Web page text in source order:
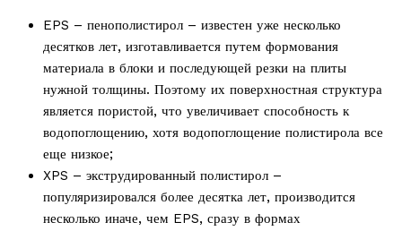
EPS – пенополистирол – известен уже несколько
десятков лет, изготавливается путем формования
материала в блоки и последующей резки на плиты
нужной толщины. Поэтому их поверхностная структура
является пористой, что увеличивает способность к
водопоглощению, хотя водопоглощение полистирола все
еще низкое;
XPS – экструдированный полистирол –
популяризировался более десятка лет, производится
несколько иначе, чем EPS, сразу в формах